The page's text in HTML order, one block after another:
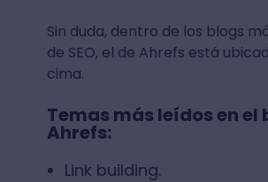
Sin duda, dentro de los blogs
de SEO, el de Ahrefs está
cima.
Temas más leídos en el
Ahrefs:
Link building.